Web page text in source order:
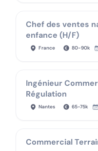
Chef des ventes
enfance (H/F)
France 80-90k
Ingénieur
Régulation
Nantes 65-75k
Commercial